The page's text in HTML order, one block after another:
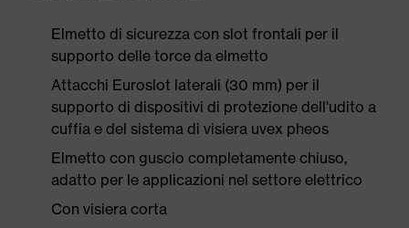
Elmetto di sicurezza con slot frontali per il
supporto delle torce da elmetto
Attacchi Euroslot laterali (30 mm) per il
supporto di dispositivi di protezione dell'udito a
cuffia e del sistema di visiera uvex pheos
Elmetto con guscio completamente chiuso,
adatto per le applicazioni nel settore elettrico
Con visiera corta